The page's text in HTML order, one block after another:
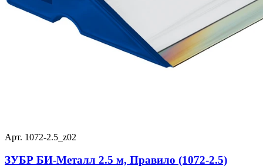
Арт. 1072-2.5_z02
ЗУБР БИ-Металл 2.5 м, Правило (1072-2.5)